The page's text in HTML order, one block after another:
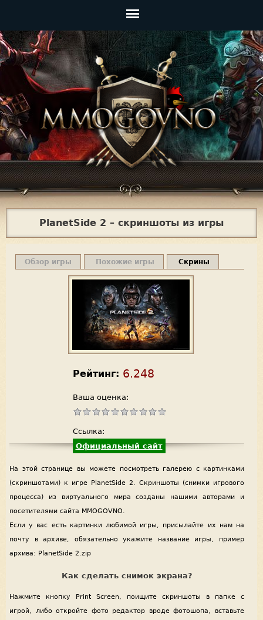
Главное
меню
Jump to navigation
PlanetSide 2 – скриншоты из игры
Обзор игры Похожие игры Скрины
Рейтинг: 6.248
Ваша оценка:
Ссылка:
Официальный сайт
На этой странице вы можете посмотреть галерею с картинками
(скриншотами) к игре PlanetSide 2. Скриншоты (снимки игрового
процесса) из виртуального мира созданы нашими авторами и
посетителями сайта MMOGOVNO.
Если у вас есть картинки любимой игры, присылайте их нам на
почту в архиве, обязательно укажите название игры, пример
архива: PlanetSide 2.zip
Как сделать снимок экрана?
Нажмите кнопку Print Screen, поищите скриншоты в папке с
игрой, либо откройте фото редактор вроде фотошопа, вставьте